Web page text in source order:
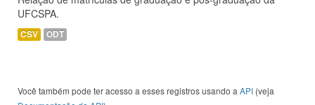
UFCSPA.
CSV ODT
Você também pode ter acesso a esses registros usando a API (veja